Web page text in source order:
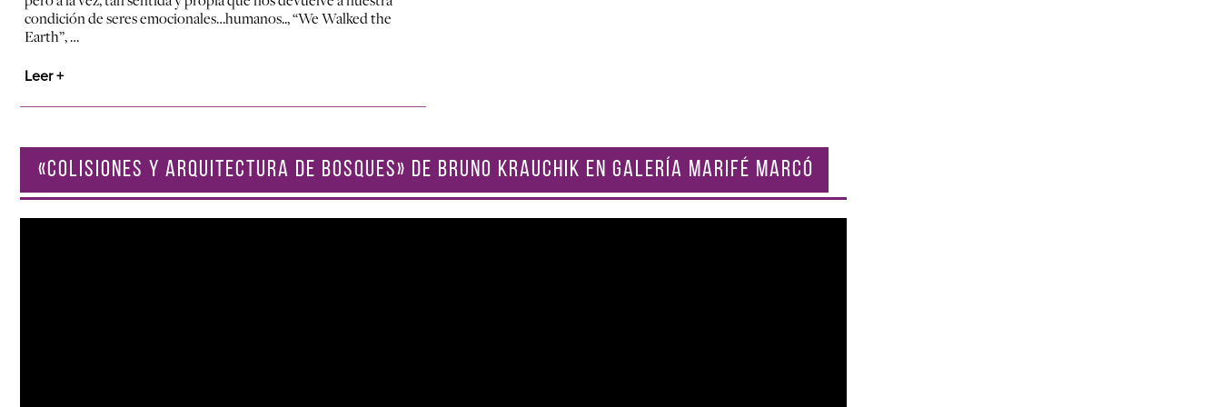
condición de seres emocionales…humanos.., “We Walked the
Earth”, …
Leer +
«COLISIONES Y ARQUITECTURA DE BOSQUES» DE BRUNO KRAUCHIK EN GALERÍA MARIFÉ MARCÓ